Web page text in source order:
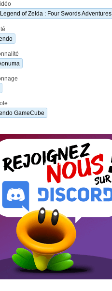
of Zelda : Four Swords Adventures
GameCube